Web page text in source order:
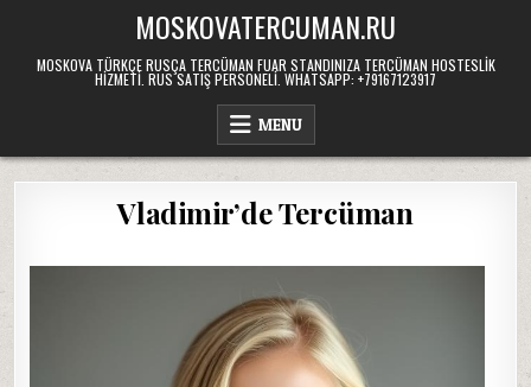
content
MOSKOVATERCUMAN.RU
MOSKOVA TÜRKÇE RUSÇA TERCÜMAN FUAR STANDINIZA TERCÜMAN HOSTESLIK
HIZMETI. RUS SATIŞ PERSONELI. WHATSAPP: +79167123917
MENU
Vladimir’de Tercüman